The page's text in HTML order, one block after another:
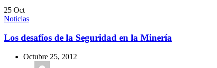
25 Oct
Noticias
Los desafíos de la Seguridad en la Minería
Octubre 25, 2012